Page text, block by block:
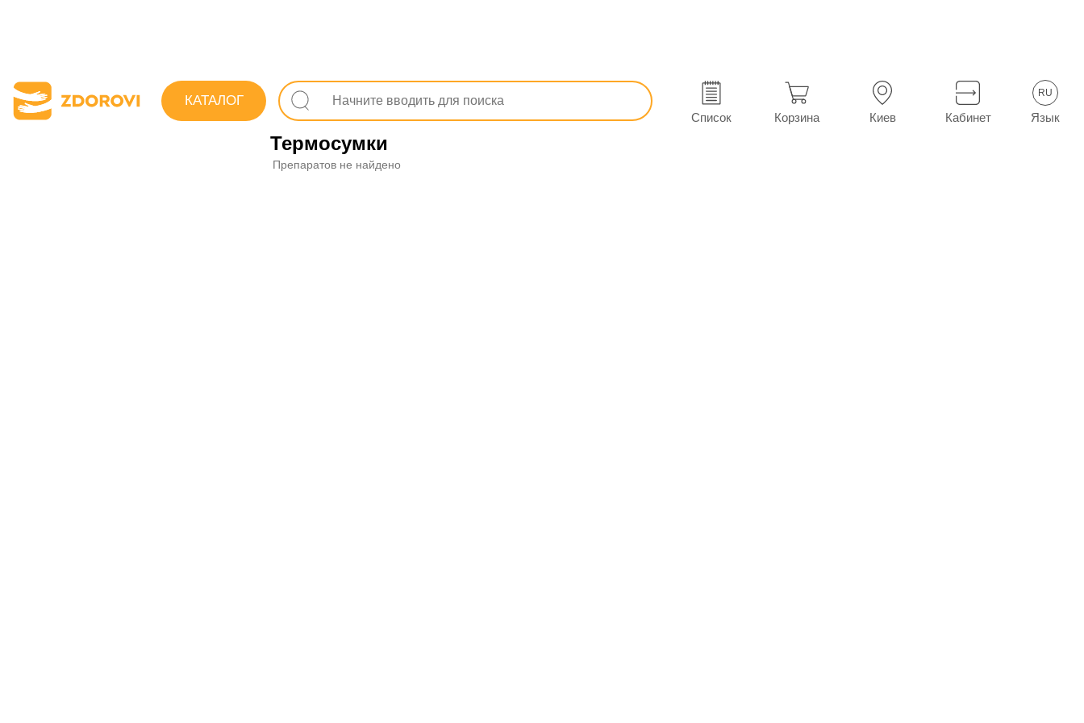
КАТАЛОГ
Список Корзина Киев Кабинет
RU
Язык
Поиск лекарств
Изделия медицинского назначения и ортопедия
Расходные материалы для терапии и диагностики
Термосумки
в г.Киев
Термосумки
Препаратов не найдено